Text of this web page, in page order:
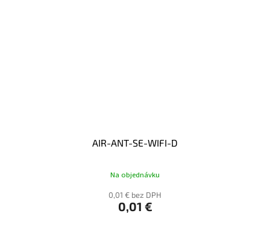
AIR-ANT-SE-WIFI-D
Na objednávku
0,01 € bez DPH
0,01 €